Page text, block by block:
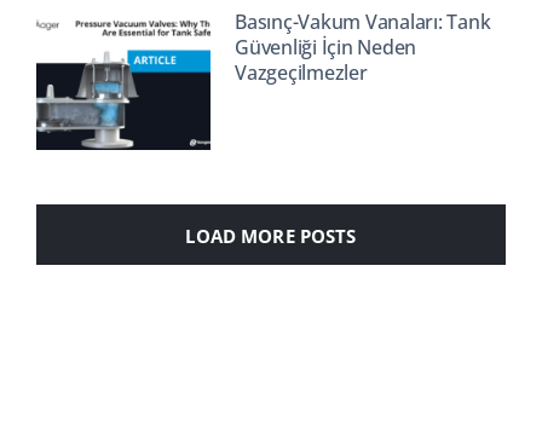
Basınç-Vakum Vanaları: Tank
Güvenliği İçin Neden
Vazgeçilmezler
LOAD MORE POSTS